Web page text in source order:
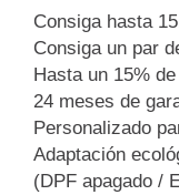
Consiga hasta
Consiga un par
Hasta un 15%
24 meses de
Personalizado
Adaptación
(DPF apagado /